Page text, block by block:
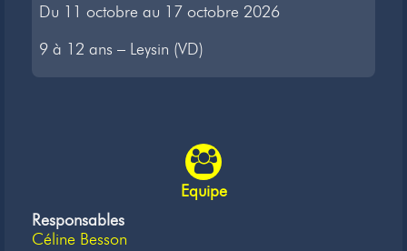
Du 11 octobre au 17 octobre 2026
9 à 12 ans – Leysin (VD)
Equipe
Responsables
Céline Besson